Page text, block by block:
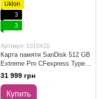
Uklon
3
3
Артикул: 1010410
Карта памяти SanDisk 512 GB
Extreme Pro CFexpress Type B
(SDCFE-512G-GN4IN)
31 999 грн
Купить